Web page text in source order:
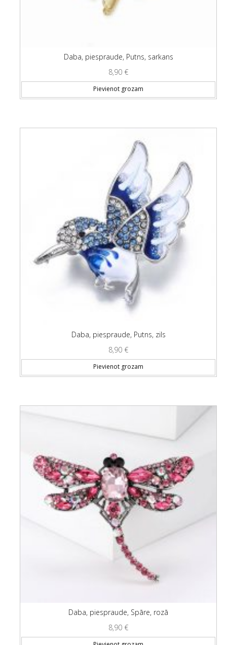
Daba, piespraude, Putns, sarkans
8,90 €
Pievienot grozam
Daba, piespraude, Putns, zils
8,90 €
Pievienot grozam
Daba, piespraude, Spāre, rozā
8,90 €